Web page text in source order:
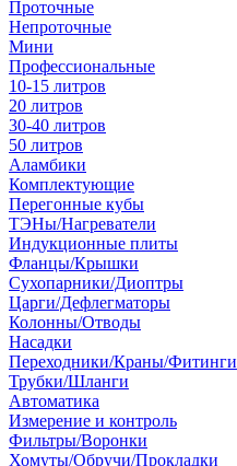
Проточные
Непроточные
Мини
Профессиональные
10-15 литров
20 литров
30-40 литров
50 литров
Аламбики
Комплектующие
Перегонные кубы
ТЭНы/Нагреватели
Индукционные плиты
Фланцы/Крышки
Сухопарники/Диоптры
Царги/Дефлегматоры
Колонны/Отводы
Насадки
Переходники/Краны/Фитинги
Трубки/Шланги
Автоматика
Измерение и контроль
Фильтры/Воронки
Хомуты/Обручи/Прокладки